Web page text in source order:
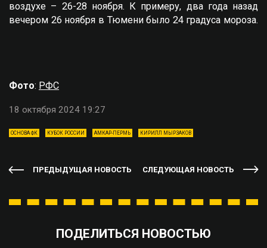
воздухе – 26-28 ноября. К примеру, два года назад
вечером 26 ноября в Тюмени было 24 градуса мороза.
Фото: РФС
18 октября 2024 19:27
ОСНОВА ФК КУБОК РОССИИ АМКАР-ПЕРМЬ КИРИЛЛ МЫРЗАКОВ
ПРЕДЫДУЩАЯ НОВОСТЬ СЛЕДУЮЩАЯ НОВОСТЬ
ПОДЕЛИТЬСЯ НОВОСТЬЮ